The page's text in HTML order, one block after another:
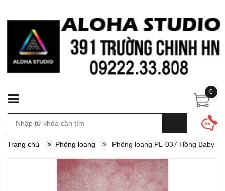
0
Trang chủ Phông loang Phông loang PL-037 Hồng Baby